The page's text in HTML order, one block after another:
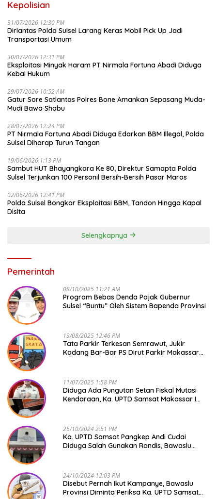
Kepolisian
31/07/2026 12:30 PM
Dirlantas Polda Sulsel Larang Keras Mobil Pick Up Jadi
Transportasi Umum
30/07/2026 12:31 PM
Eksploitasi Minyak Haram PT Nirmala Fortuna Abadi Diduga
Kebal Hukum
29/07/2026 10:52 AM
Gatur Sore Satlantas Polres Bone Amankan Sepasang Muda-
Mudi Bawa Shabu
28/07/2026 12:24 PM
PT Nirmala Fortuna Abadi Diduga Edarkan BBM Illegal, Polda
Sulsel Diharap Turun Tangan
19/06/2026 1:13 PM
Sambut HUT Bhayangkara Ke 80, Direktur Samapta Polda
Sulsel Terjunkan 100 Personil Bersih-Bersih Pasar Maros
02/06/2026 12:41 PM
Polda Sulsel Bongkar Eksploitasi BBM, Tandon Hingga Kapal
Disita
Selengkapnya
Pemerintah
08/10/2025 11:21 AM
Program Bebas Denda Pajak Gubernur
Sulsel “Buntu” Oleh Sistem Bapenda Provinsi
13/08/2025 12:46 PM
Tata Parkir Terkesan Semrawut, Jukir
Kadang Bar-Bar PS Dirut Parkir Makassar
11/07/2025 1:58 PM
Diduga Ada Pungutan Setan Fiskal Mutasi
Kendaraan, Ka. UPTD Samsat Makassar I
25/10/2024 2:51 PM
Ka. UPTD Samsat Pangkep Andi Cudai
Diduga Salah Gunakan Randis, Bawaslu
24/10/2024 12:03 PM
Disebut Pernah Ikut Kampanye, Bawaslu
Provinsi Diminta Periksa Ka. UPTD Samsat